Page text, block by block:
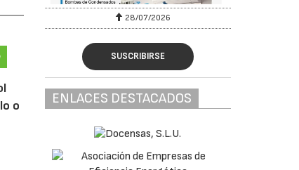
o
28/07/2026
SUSCRIBIRSE
ENLACES DESTACADOS